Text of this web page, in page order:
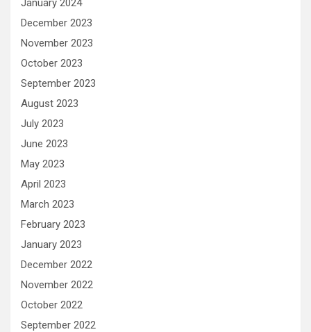
January 2024
December 2023
November 2023
October 2023
September 2023
August 2023
July 2023
June 2023
May 2023
April 2023
March 2023
February 2023
January 2023
December 2022
November 2022
October 2022
September 2022